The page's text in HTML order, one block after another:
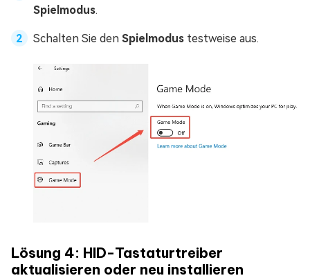
Spielmodus.
Schalten Sie den Spielmodus testweise aus.
Lösung 4: HID-Tastaturtreiber
aktualisieren oder neu installieren